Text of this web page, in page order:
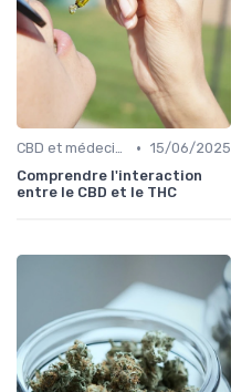
CBD et médecine • 15/06/2025
Comprendre l'interaction
entre le CBD et le THC